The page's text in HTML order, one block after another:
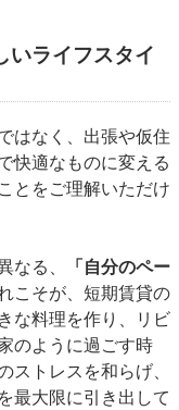
いライフスタイ
はなく、出張や仮住
快適なものに変える
とをご理解いただけ
なる、
「自分のペー
こそが、短期賃貸の
な料理を作り、リビ
のように過ごす時
ストレスを和らげ、
最大限に引き出して